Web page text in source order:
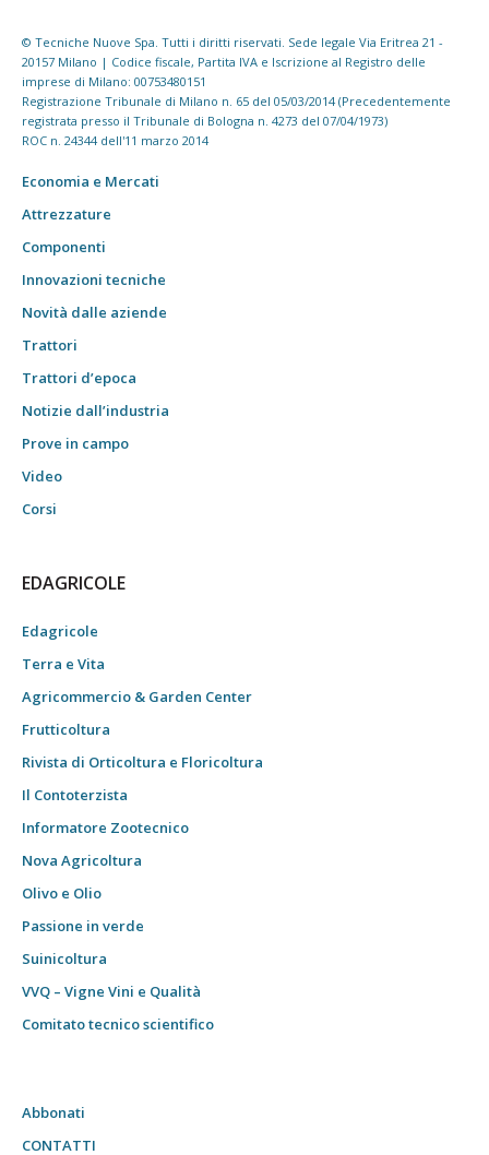
© Tecniche Nuove Spa. Tutti i diritti riservati. Sede legale Via Eritrea 21 -
20157 Milano | Codice fiscale, Partita IVA e Iscrizione al Registro delle
imprese di Milano: 00753480151
Registrazione Tribunale di Milano n. 65 del 05/03/2014 (Precedentemente
registrata presso il Tribunale di Bologna n. 4273 del 07/04/1973)
ROC n. 24344 dell'11 marzo 2014
Economia e Mercati
Attrezzature
Componenti
Innovazioni tecniche
Novità dalle aziende
Trattori
Trattori d’epoca
Notizie dall’industria
Prove in campo
Video
Corsi
EDAGRICOLE
Edagricole
Terra e Vita
Agricommercio & Garden Center
Frutticoltura
Rivista di Orticoltura e Floricoltura
Il Contoterzista
Informatore Zootecnico
Nova Agricoltura
Olivo e Olio
Passione in verde
Suinicoltura
VVQ – Vigne Vini e Qualità
Comitato tecnico scientifico
Abbonati
CONTATTI